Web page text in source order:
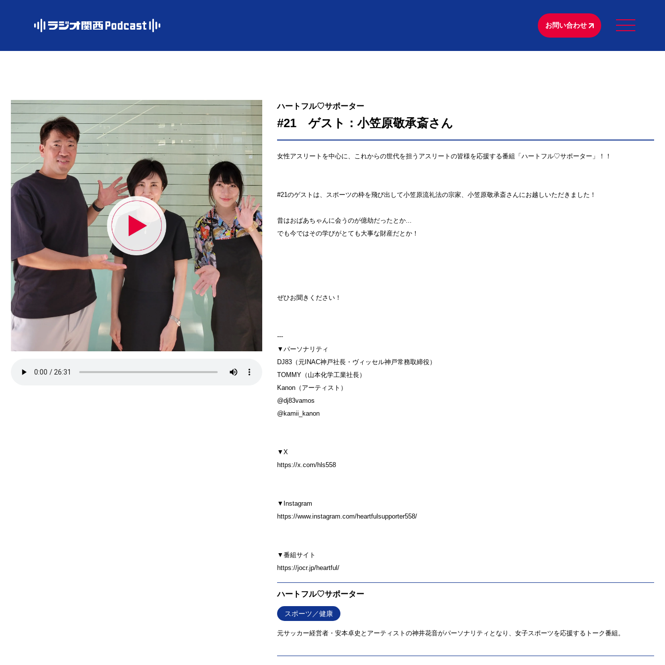
お問い合わせ
ハートフル♡サポーター
#21 ゲスト：小笠原敬承斎さん
女性アスリートを中心に、これからの世代を担うアスリートの皆様を応援する番組「ハートフル♡サポーター」！！
#21のゲストは、スポーツの枠を飛び出して小笠原流礼法の宗家、小笠原敬承斎さんにお越しいただきました！
昔はおばあちゃんに会うのが億劫だったとか...
でも今ではその学びがとても大事な財産だとか！
ぜひお聞きください！
---
▼パーソナリティ
DJ83（元INAC神戸社長・ヴィッセル神戸常務取締役）
TOMMY（山本化学工業社長）
Kanon（アーティスト）
@dj83vamos
@kamii_kanon
▼X
⁠⁠⁠⁠⁠⁠⁠⁠⁠⁠⁠https://x.com/hls558⁠⁠⁠⁠⁠⁠⁠⁠⁠⁠⁠
▼Instagram
⁠⁠⁠⁠⁠⁠⁠⁠⁠⁠⁠https://www.instagram.com/heartfulsupporter558/⁠⁠⁠⁠⁠⁠⁠⁠⁠⁠⁠
▼番組サイト
⁠⁠⁠⁠⁠⁠⁠⁠⁠⁠⁠https://jocr.jp/heartful/⁠⁠⁠⁠⁠⁠⁠
ハートフル♡サポーター
スポーツ／健康
元サッカー経営者・安本卓史とアーティストの神井花音がパーソナリティとなり、女子スポーツを応援するトーク番組。